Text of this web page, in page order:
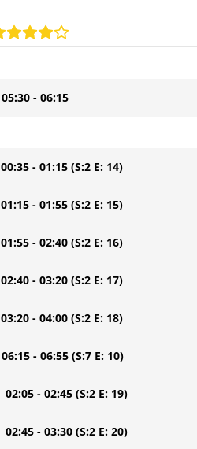
- 06:15
- 01:15 (S:2 E: 14)
- 01:55 (S:2 E: 15)
- 02:40 (S:2 E: 16)
- 03:20 (S:2 E: 17)
- 04:00 (S:2 E: 18)
- 06:55 (S:7 E: 10)
- 02:45 (S:2 E: 19)
- 03:30 (S:2 E: 20)